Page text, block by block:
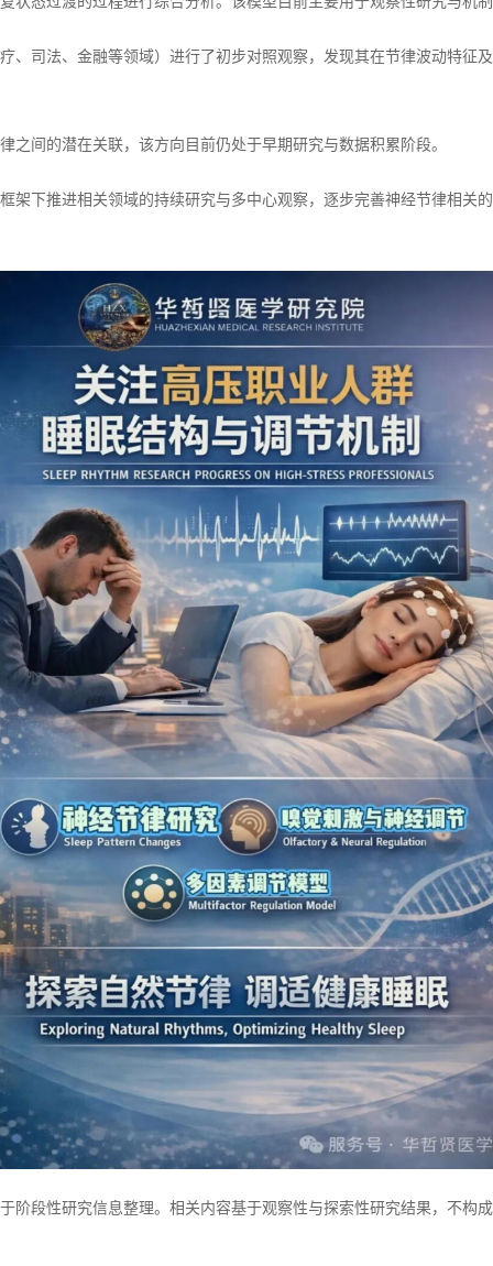
、司法、金融等领域）进行了初步对照观察，发现其在节律波动特征
之间的潜在关联，该方向目前仍处于早期研究与数据积累阶段。
架下推进相关领域的持续研究与多中心观察，逐步完善神经节律相关
阶段性研究信息整理。相关内容基于观察性与探索性研究结果，不构